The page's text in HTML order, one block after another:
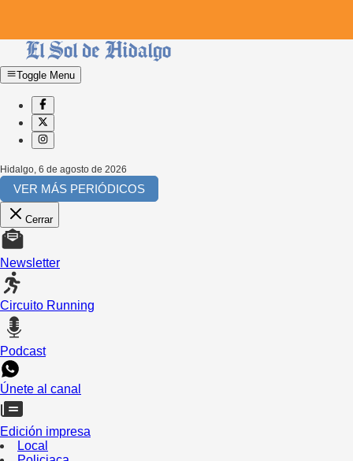
Toggle Menu
Hidalgo, 6 de agosto de 2026
VER MÁS PERIÓDICOS
Cerrar
Newsletter
Circuito Running
Podcast
Únete al canal
Edición impresa
Local